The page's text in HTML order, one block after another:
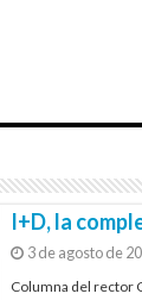
I+D, la
3 de agosto de
Columna del rector